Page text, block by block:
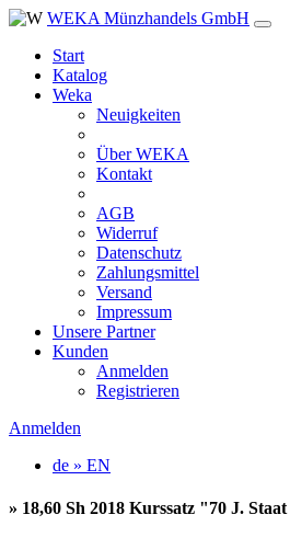
WEKA Münzhandels GmbH
Start
Katalog
Weka
Neuigkeiten
Über WEKA
Kontakt
AGB
Widerruf
Datenschutz
Zahlungsmittel
Versand
Impressum
Unsere Partner
Kunden
Anmelden
Registrieren
Anmelden
de » EN
» 18,60 Sh 2018 Kurssatz "70 J.